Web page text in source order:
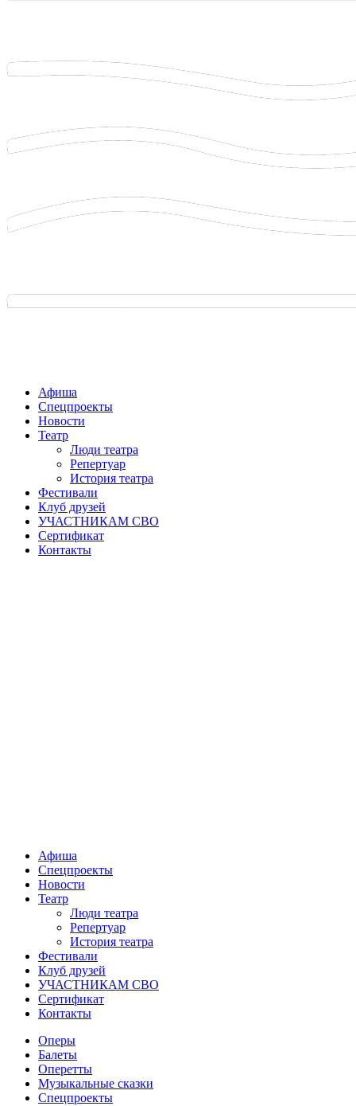
Афиша
Спецпроекты
Новости
Театр
Люди театра
Репертуар
История театра
Фестивали
Клуб друзей
УЧАСТНИКАМ СВО
Сертификат
Контакты
Афиша
Спецпроекты
Новости
Театр
Люди театра
Репертуар
История театра
Фестивали
Клуб друзей
УЧАСТНИКАМ СВО
Сертификат
Контакты
Оперы
Балеты
Оперетты
Музыкальные сказки
Спецпроекты